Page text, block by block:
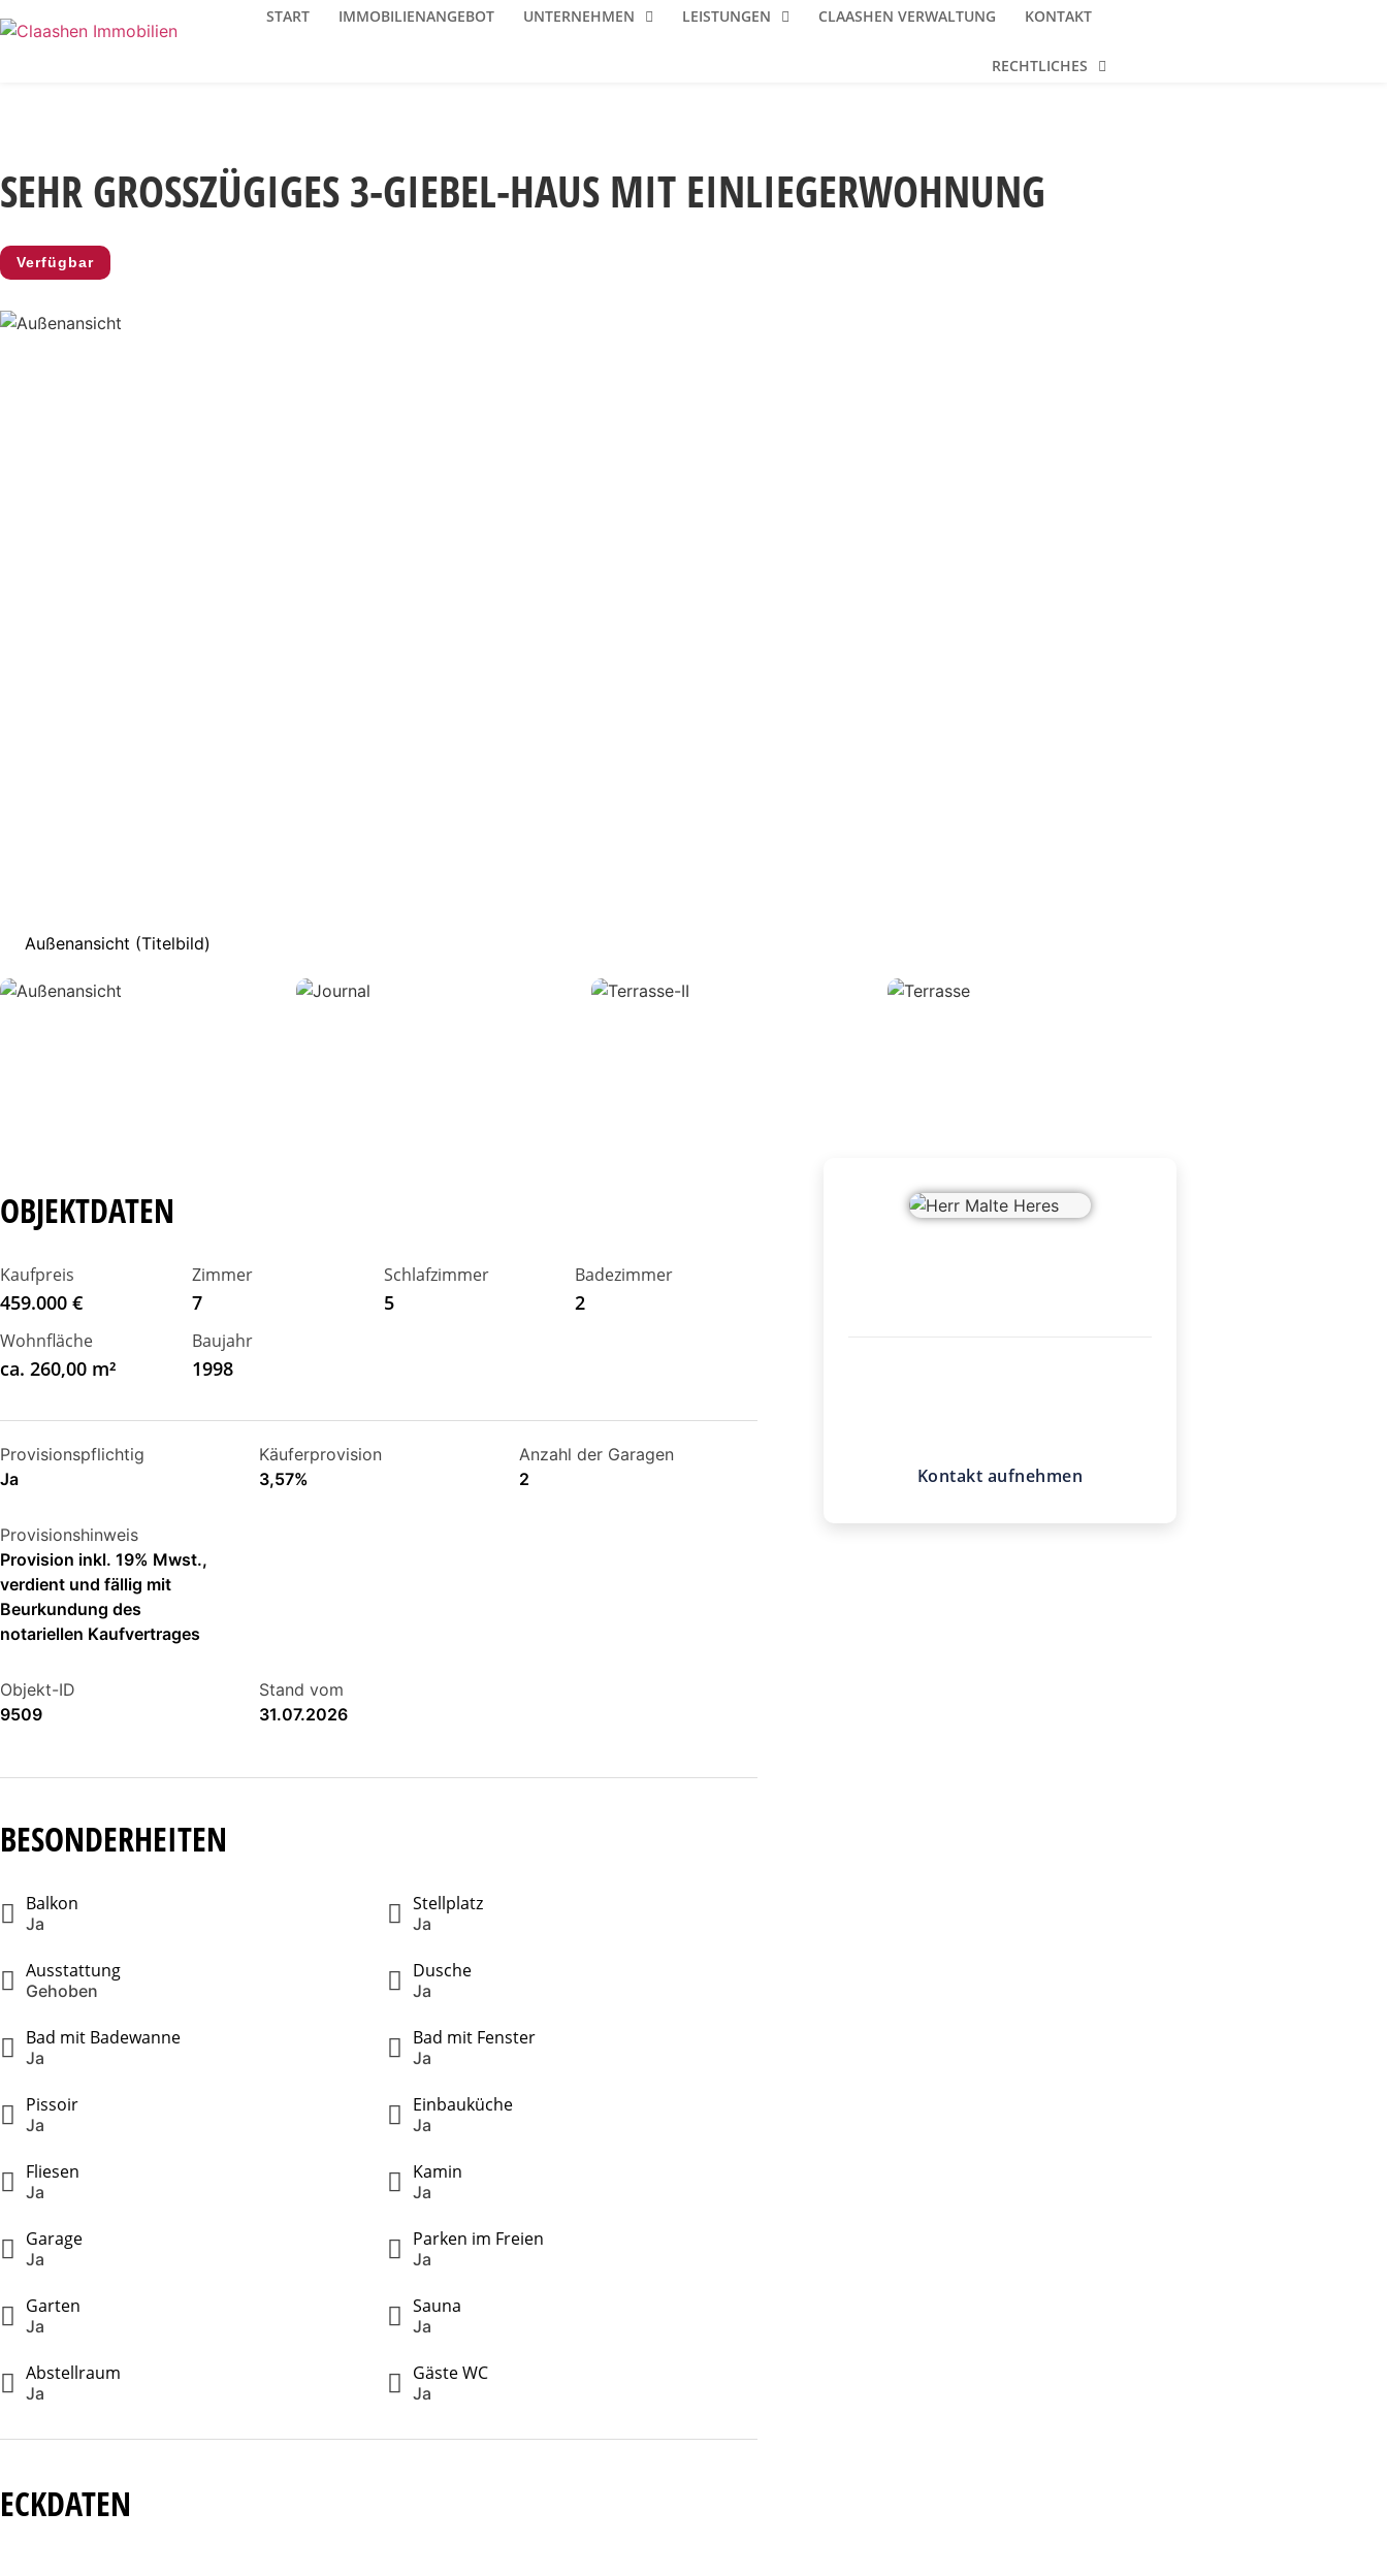
START IMMOBILIENANGEBOT UNTERNEHMEN LEISTUNGEN CLAASHEN VERWALTUNG KONTAKT
RECHTLICHES
SEHR GROSSZÜGIGES 3-GIEBEL-HAUS MIT EINLIEGERWOHNUNG
Verfügbar
Außenansicht (Titelbild)
OBJEKTDATEN
Kaufpreis
459.000 €
Zimmer
7
Schlafzimmer
5
Badezimmer
2
Wohnfläche
ca. 260,00 m²
Baujahr
1998
Provisionspflichtig
Ja
Käuferprovision
3,57%
Anzahl der Garagen
2
Provisionshinweis
Provision inkl. 19% Mwst.,
verdient und fällig mit
Beurkundung des
notariellen Kaufvertrages
Objekt-ID
9509
Stand vom
31.07.2026
BESONDERHEITEN
Balkon
Ja
Stellplatz
Ja
Ausstattung
Gehoben
Dusche
Ja
Bad mit Badewanne
Ja
Bad mit Fenster
Ja
Pissoir
Ja
Einbauküche
Ja
Fliesen
Ja
Kamin
Ja
Garage
Ja
Parken im Freien
Ja
Garten
Ja
Sauna
Ja
Abstellraum
Ja
Gäste WC
Ja
ECKDATEN
Kontakt aufnehmen